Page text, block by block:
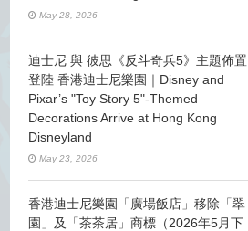
May 28, 2026
迪士尼 與 彼思《反斗奇兵5》主題佈置
登陸 香港迪士尼樂園｜Disney and
Pixar’s "Toy Story 5"-Themed
Decorations Arrive at Hong Kong
Disneyland
May 23, 2026
香港迪士尼樂園「廣場飯店」移除「翠
園」及「茶茶居」商標（2026年5月下